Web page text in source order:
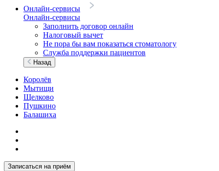
Онлайн-сервисы
Онлайн-сервисы
Заполнить договор онлайн
Налоговый вычет
Не пора бы вам показаться стоматологу
Служба поддержки пациентов
Назад
Королёв
Мытищи
Щелково
Пушкино
Балашиха
Записаться на приём